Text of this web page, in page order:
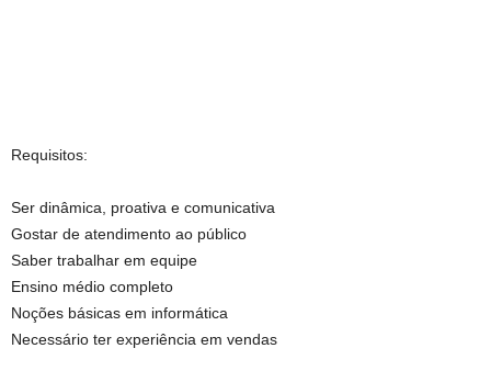
Requisitos:
Ser dinâmica, proativa e comunicativa
Gostar de atendimento ao público
Saber trabalhar em equipe
Ensino médio completo
Noções básicas em informática
Necessário ter experiência em vendas